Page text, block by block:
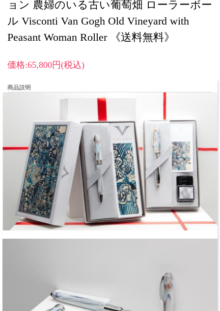
ョン 農婦のいる古い葡萄畑 ローラーボー
ル Visconti Van Gogh Old Vineyard with
Peasant Woman Roller 《送料無料》
価格:65,800円(税込)
商品説明